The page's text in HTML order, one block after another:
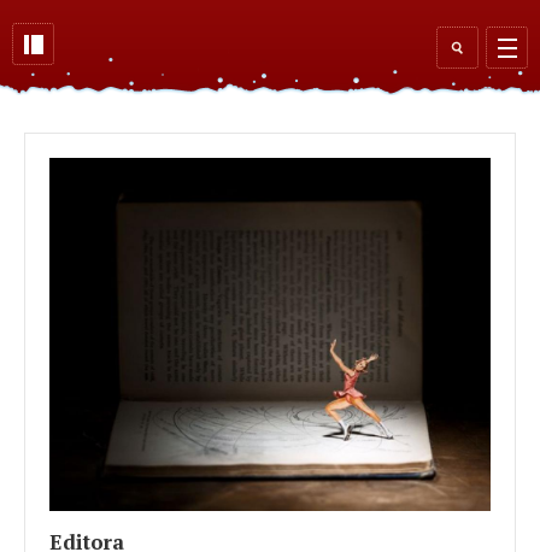
Search
form
Editora